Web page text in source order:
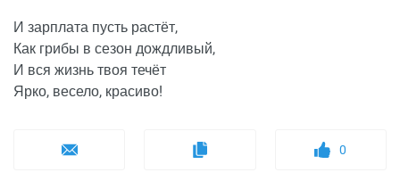
И зарплата пусть растёт,
Как грибы в сезон дождливый,
И вся жизнь твоя течёт
Ярко, весело, красиво!
0